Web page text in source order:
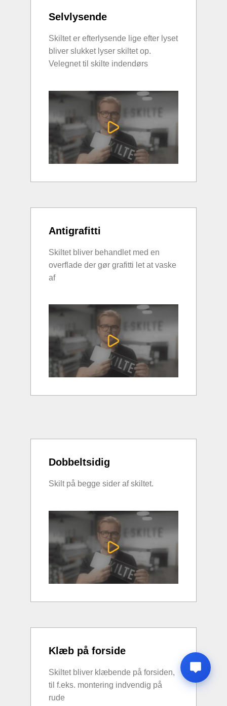
Selvlysende
Skiltet er efterlysende lige efter lyset
bliver slukket lyser skiltet op.
Velegnet til skilte indendørs
Antigrafitti
Skiltet bliver behandlet med en
overflade der gør grafitti let at vaske
af
Dobbeltsidig
Skilt på begge sider af skiltet.
Klæb på forside
Skiltet bliver klæbende på forsiden,
til f.eks. montering indvendig på
rude